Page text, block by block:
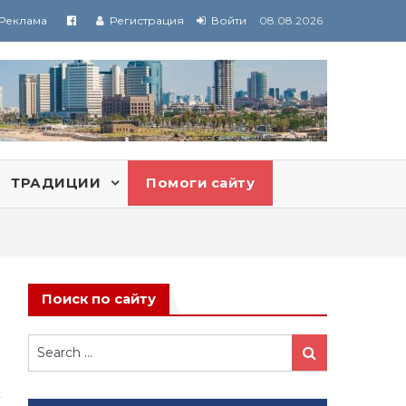
Регистрация Войти 08.08.2026
ТРАДИЦИИ Помоги сайту
Поиск по сайту
Search
for:
Search